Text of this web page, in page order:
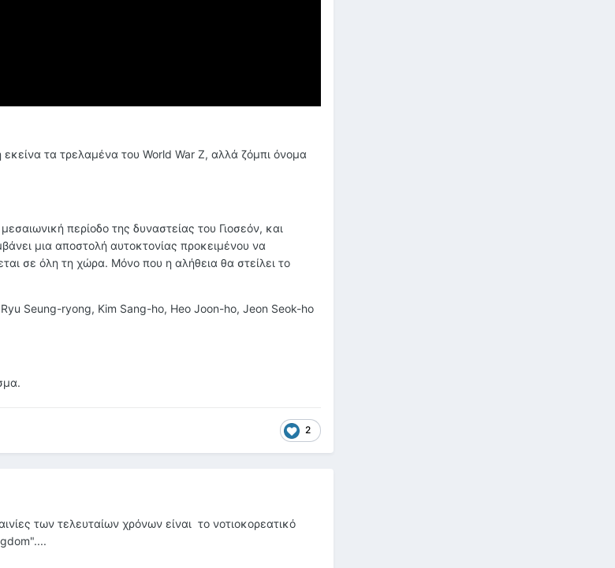
τα τρελαμένα του World War Z, αλλά ζόμπι όνομα
περίοδο της δυναστείας του Γιοσεόν, και
μια αποστολή αυτοκτονίας προκειμένου να
σε όλη τη χώρα. Μόνο που η αλήθεια θα στείλει το
Seung-ryong, Kim Sang-ho, Heo Joon-ho, Jeon Seok-ho
2
των τελευταίων χρόνων είναι το νοτιοκορεατικό